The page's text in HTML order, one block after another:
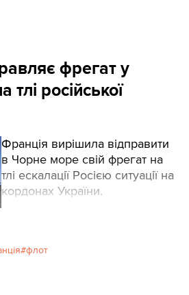
фрегат у
російської
Франція вирішила відправити
в Чорне море свій фрегат на
тлі ескалації Росією ситуації на
кордонах України.
флот